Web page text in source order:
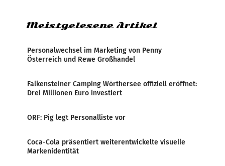
Meistgelesene Artikel
Personalwechsel im Marketing von Penny
Österreich und Rewe Großhandel
Falkensteiner Camping Wörthersee offiziell eröffnet:
Drei Millionen Euro investiert
ORF: Pig legt Personalliste vor
Coca-Cola präsentiert weiterentwickelte visuelle
Markenidentität